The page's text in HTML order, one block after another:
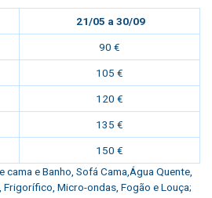
21/05 a 30/09
90 €
105 €
120 €
135 €
150 €
e Banho, Sofá Cama,Água Quente,
Frigorífico, Micro-ondas, Fogão e Louça;